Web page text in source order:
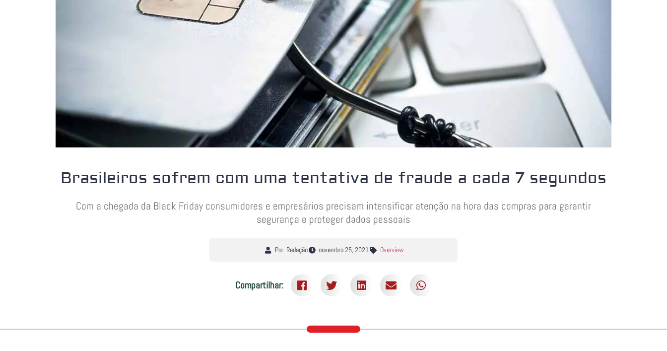
Brasileiros sofrem com uma tentativa de fraude a cada 7 segundos
Com a chegada da Black Friday consumidores e empresários precisam intensificar atenção na hora das compras para garantir
segurança e proteger dados pessoais
Por: Redação novembro 25, 2021 Overview
Compartilhar: